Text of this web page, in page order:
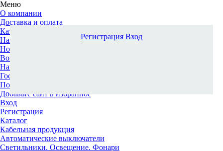
Меню
О компании
Доставка и оплата
Каталог
Наши офисы
Новости и новинки
Вопрос-ответ
Наша команда
Гос. заказчикам
Поставщикам
Добавьте сайт в избранное
Вход
Регистрация
Каталог
Кабельная продукция
Автоматические выключатели
Светильники. Освещение. Фонари
Регистрация Вход